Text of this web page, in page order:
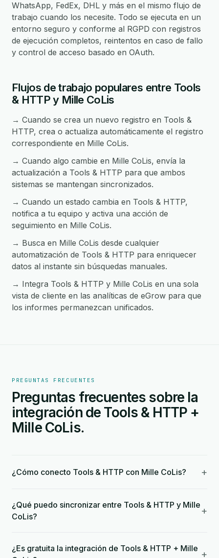
WhatsApp, FedEx, DHL y más en el mismo flujo de
trabajo cuando los necesite. Todo se ejecuta en un
entorno seguro y conforme al RGPD con registros
de ejecución completos, reintentos en caso de fallo
y control de acceso basado en OAuth.
Flujos de trabajo populares entre Tools
& HTTP y Mille CoLis
→ Cuando se crea un nuevo registro en Tools &
HTTP, crea o actualiza automáticamente el registro
correspondiente en Mille CoLis.
→ Cuando algo cambie en Mille CoLis, envía la
actualización a Tools & HTTP para que ambos
sistemas se mantengan sincronizados.
→ Cuando un estado cambia en Tools & HTTP,
notifica a tu equipo y activa una acción de
seguimiento en Mille CoLis.
→ Busca en Mille CoLis desde cualquier
automatización de Tools & HTTP para enriquecer
datos al instante sin búsquedas manuales.
→ Integra Tools & HTTP y Mille CoLis en una sola
vista de cliente en las analíticas de eGrow para que
los informes permanezcan unificados.
PREGUNTAS FRECUENTES
Preguntas frecuentes sobre la
integración de Tools & HTTP +
Mille CoLis.
¿Cómo conecto Tools & HTTP con Mille CoLis? +
¿Qué puedo sincronizar entre Tools & HTTP y Mille
CoLis?
+
¿Es gratuita la integración de Tools & HTTP + Mille +